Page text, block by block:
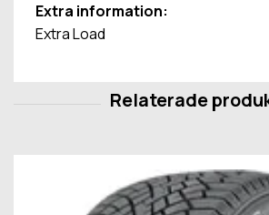
Extra information:
Extra Load